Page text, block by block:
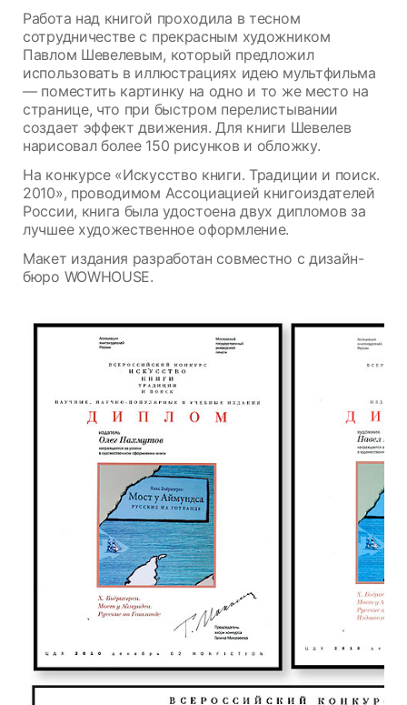
Работа над книгой проходила в тесном
сотрудничестве с прекрасным художником
Павлом Шевелевым, который предложил
использовать в иллюстрациях идею мультфильма
— поместить картинку на одно и то же место на
странице, что при быстром перелистывании
создает эффект движения. Для книги Шевелев
нарисовал более 150 рисунков и обложку.
На конкурсе «Искусство книги. Традиции и поиск.
2010», проводимом Ассоциацией книгоиздателей
России, книга была удостоена двух дипломов за
лучшее художественное оформление.
Макет издания разработан совместно с дизайн-
бюро WOWHOUSE.